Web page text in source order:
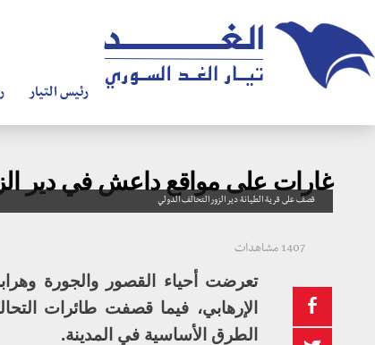
رئيس التيار
غارات على مواقع داعش في دير
قصف على قرية الطيانة دير الزور التحالف الدولي
1407 مشاهدات
تعرضت أحياء القصور والجورة
الإرهابي، فيما قصفت طائرات
الطرق الأساسية في المدينة.